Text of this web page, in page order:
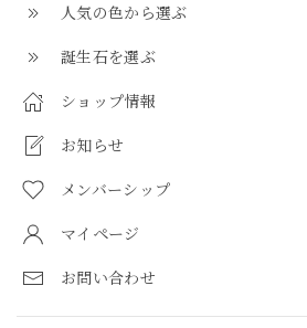
人気の色から選ぶ
誕生石を選ぶ
ショップ情報
お知らせ
メンバーシップ
マイページ
お問い合わせ